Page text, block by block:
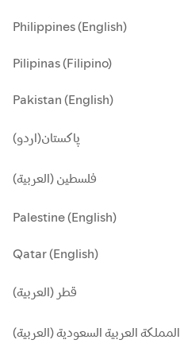
Philippines (English)
Pilipinas (Filipino)
Pakistan (English)
پاکستان(اردو)
فلسطين (العربية)
Palestine (English)
Qatar (English)
قطر (العربية)
المملكة العربية السعودية (العربية)